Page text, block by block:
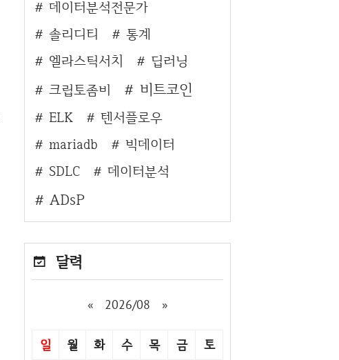
데이터분석전문가
솔리디티
통계
엘라스틱서치
딥러닝
크립토좀비
비트코인
ELK
텐서플로우
mariadb
빅데이터
SDLC
데이터분석
ADsP
달력
« 2026/08 »
일 월 화 수 목 금 토